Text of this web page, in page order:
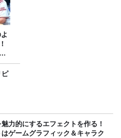
ピ
力的にするエフェクトを作る！
ゲームグラフィック＆キャラク